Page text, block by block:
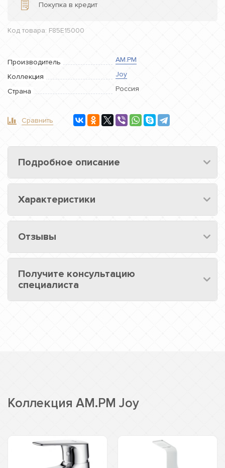
Покупка в кредит
Код товара: F85E15000
Производитель
AM.PM
Коллекция
Joy
Страна
Россия
Сравнить
Подробное описание
Характеристики
Отзывы
Получите консультацию
специалиста
Коллекция AM.PM Joy